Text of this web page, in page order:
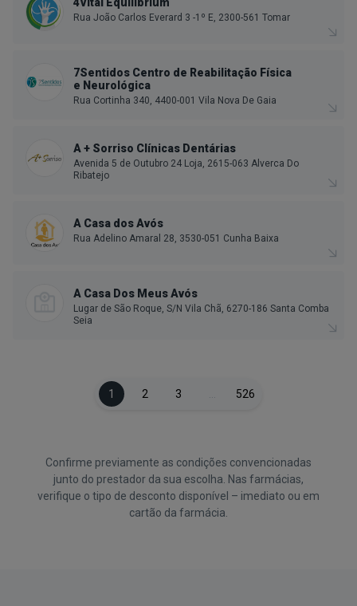
Rua João Carlos Everard 3 -1º E, 2300-561 Tomar
7Sentidos Centro de Reabilitação Física
e Neurológica
Rua Cortinha 340, 4400-001 Vila Nova De Gaia
A + Sorriso Clínicas Dentárias
Avenida 5 de Outubro 24 Loja, 2615-063 Alverca Do
Ribatejo
A Casa dos Avós
Rua Adelino Amaral 28, 3530-051 Cunha Baixa
A Casa Dos Meus Avós
Lugar de São Roque, S/N Vila Chã, 6270-186 Santa Comba
Seia
1 2 3 526
Confirme previamente as condições convencionadas
junto do prestador da sua escolha. Nas farmácias,
verifique o tipo de desconto disponível – imediato ou em
cartão da farmácia.